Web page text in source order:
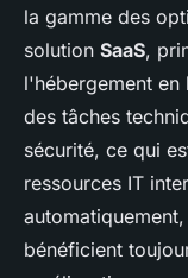
la gamme des
solution SaaS,
l'hébergement
des tâches
sécurité, ce qui
ressources IT
bénéficient